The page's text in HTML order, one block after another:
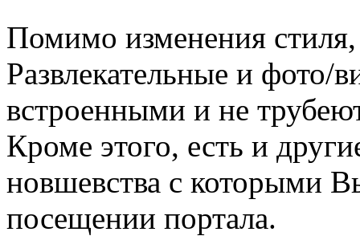
Помимо изменения
Развлекательные и фото/
встроенными и не
Кроме этого, есть и
новшевства с которыми
посещении портала.